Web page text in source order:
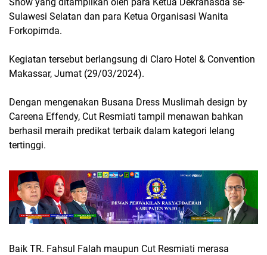
Sulawesi Selatan dan para Ketua Organisasi Wanita
Forkopimda.
Kegiatan tersebut berlangsung di Claro Hotel & Convention
Makassar, Jumat (29/03/2024).
Dengan mengenakan Busana Dress Muslimah design by
Careena Effendy, Cut Resmiati tampil menawan bahkan
berhasil meraih predikat terbaik dalam kategori lelang
tertinggi.
Baik TR. Fahsul Falah maupun Cut Resmiati merasa